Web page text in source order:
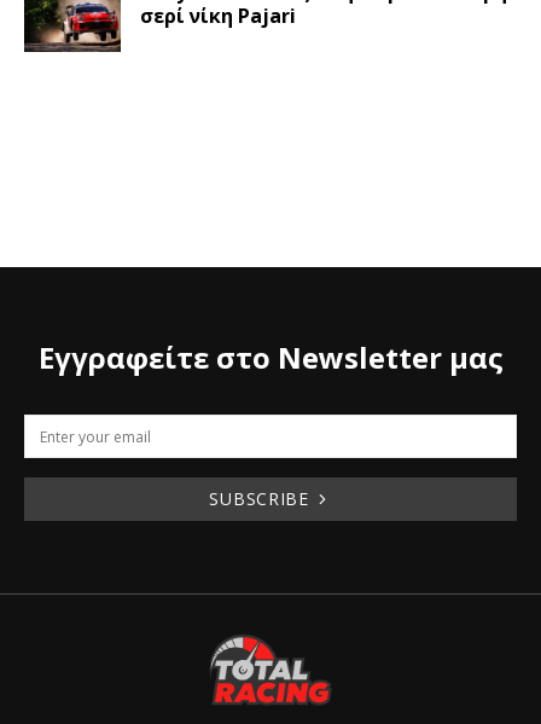
σερί νίκη Pajari
Εγγραφείτε στο Newsletter μας
SUBSCRIBE